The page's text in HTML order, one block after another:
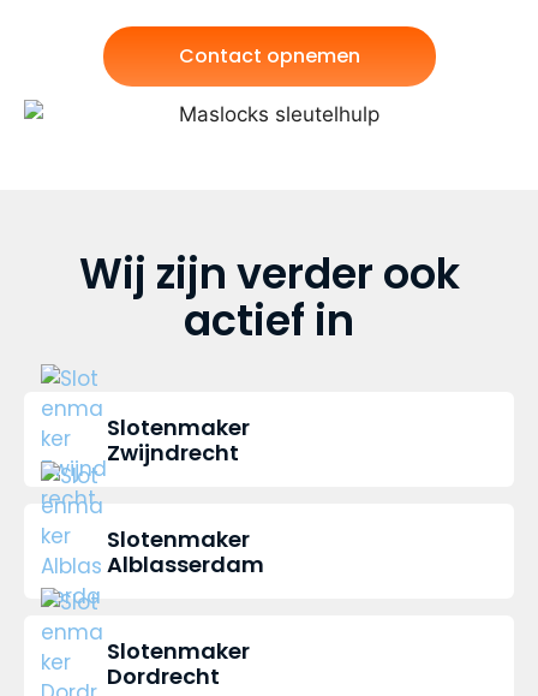
Contact opnemen
Wij zijn verder ook
actief in
Slotenmaker
Zwijndrecht
Slotenmaker
Alblasserdam
Slotenmaker
Dordrecht